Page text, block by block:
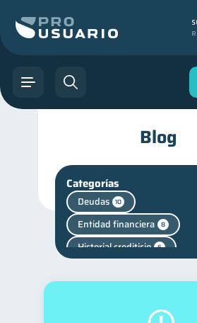
Blog
Categorías
Deudas 10
Entidad financiera 8
Historial crediticio 6
Finanzas personales 44